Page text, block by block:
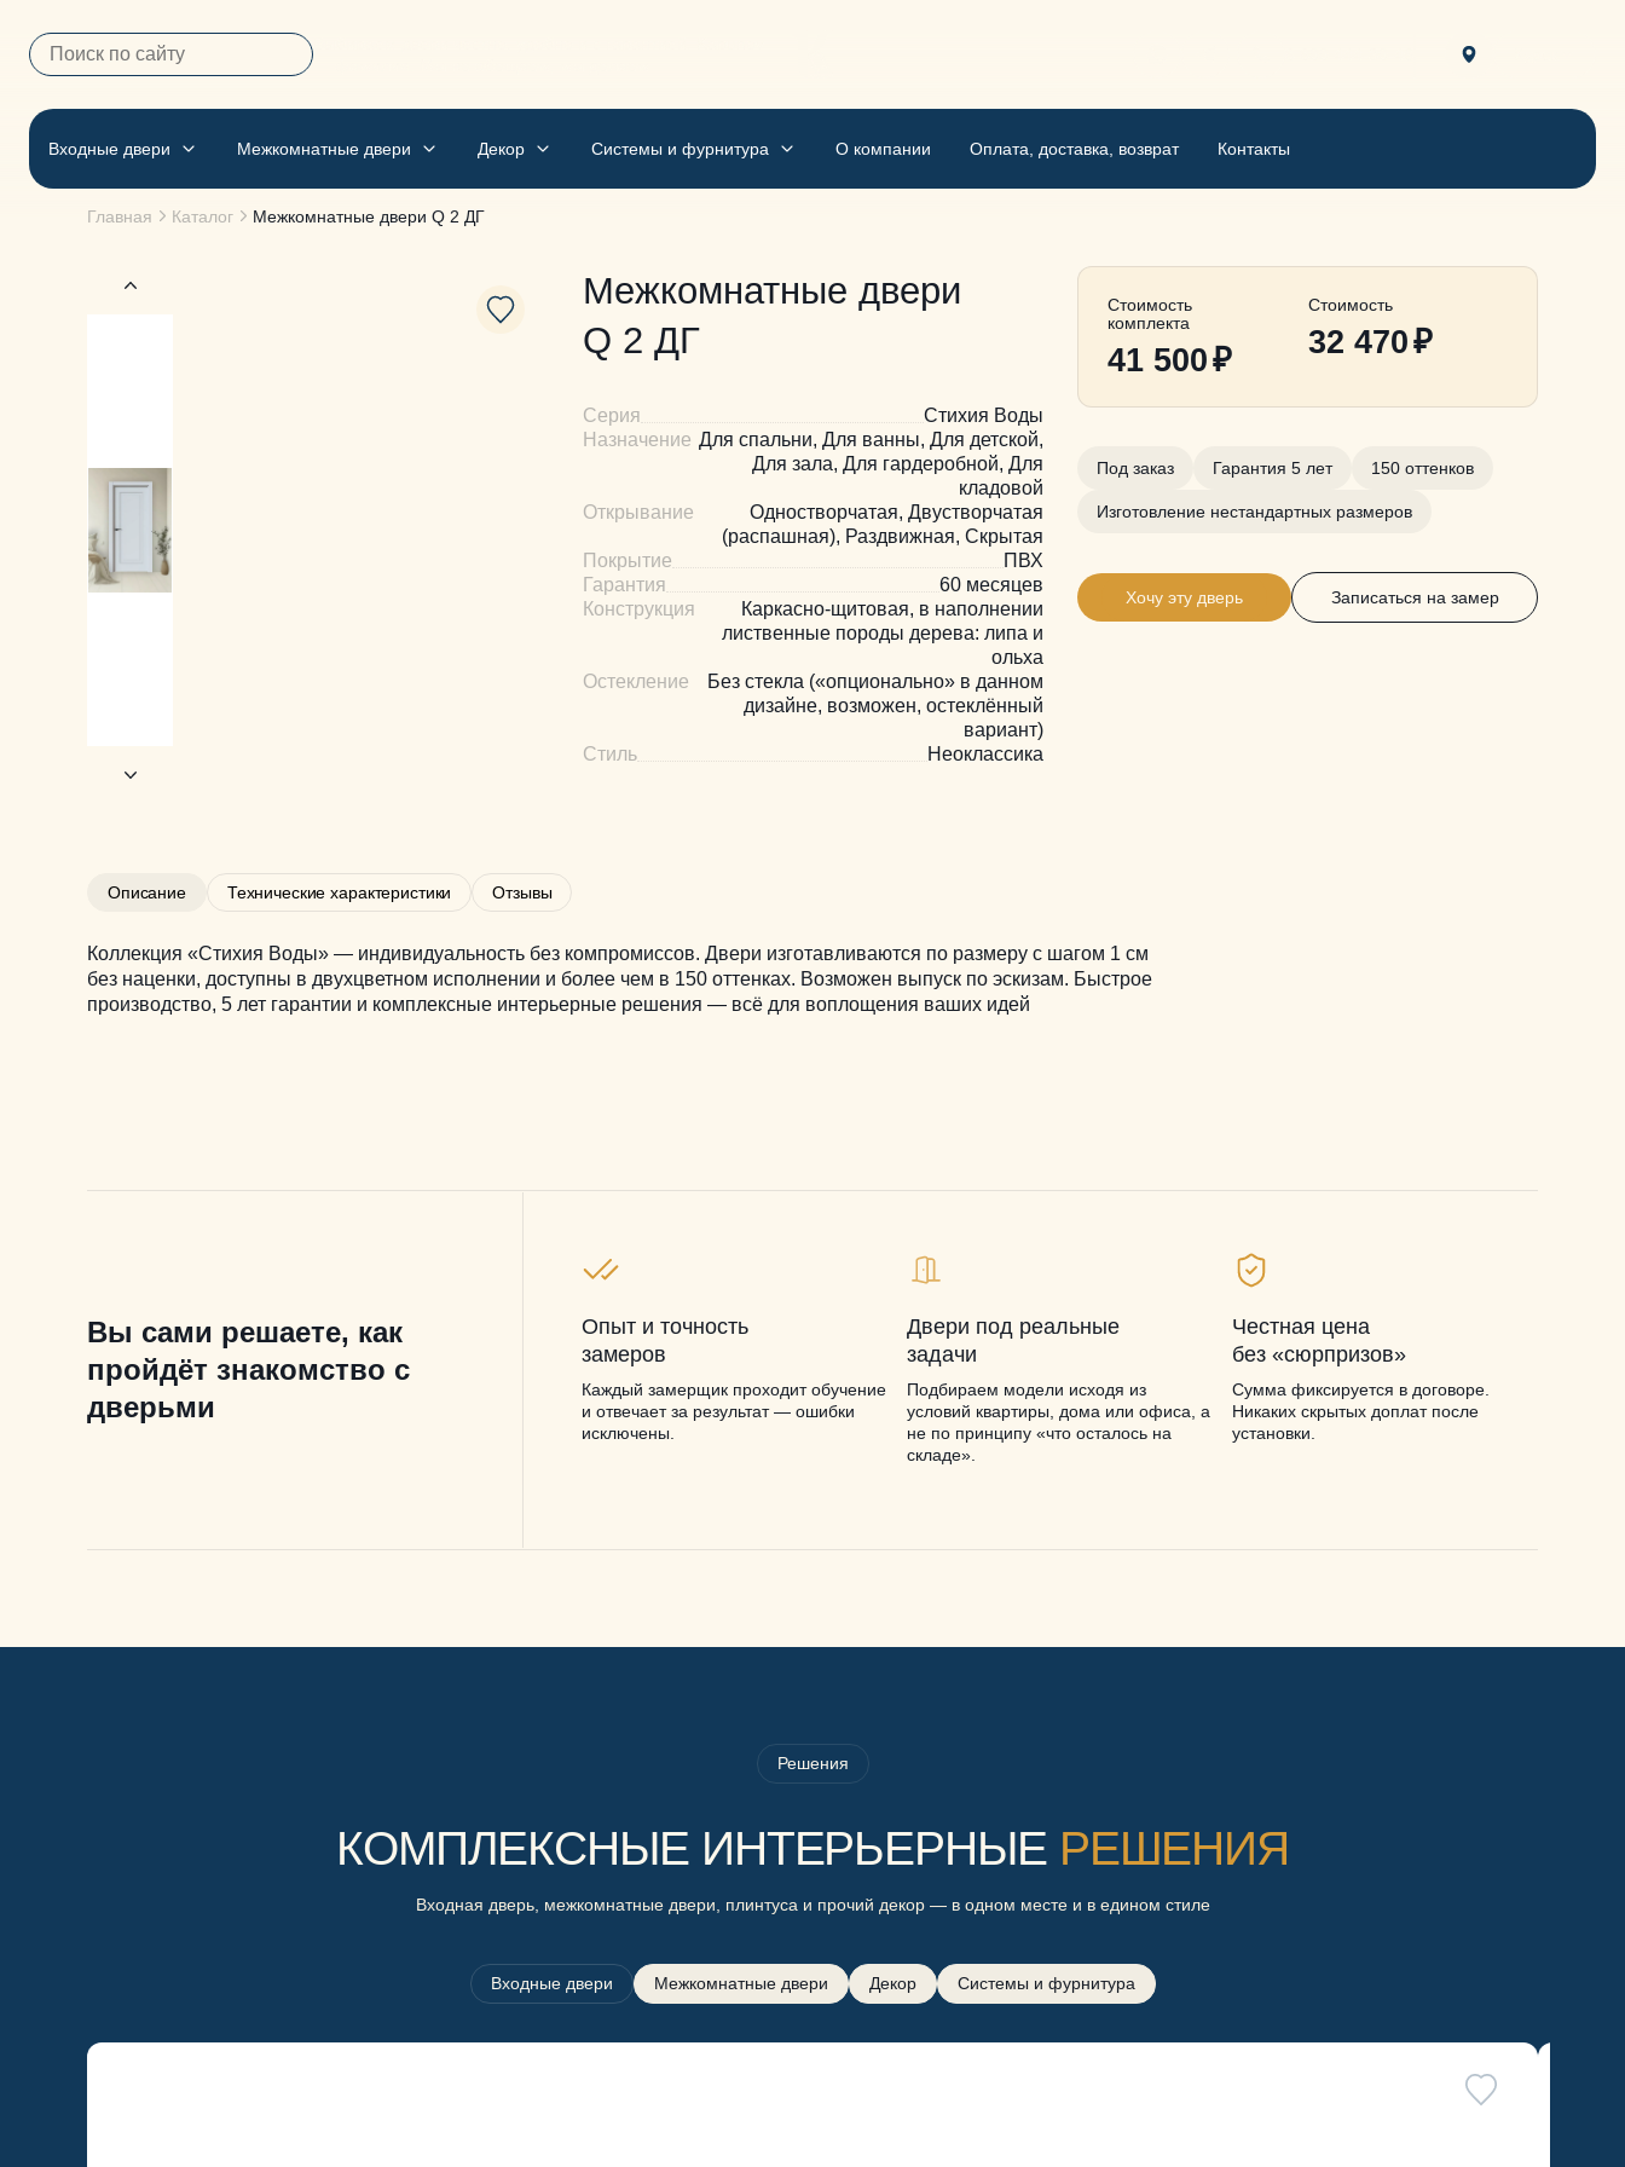
Входные двери Межкомнатные двери Декор Системы и фурнитура О компании Оплата, доставка, возврат Контакты
Главная Каталог Межкомнатные двери Q 2 ДГ
Межкомнатные двери
Q 2 ДГ
Стоимость
комплекта
41 500₽
Стоимость
32 470₽
Хочу эту дверь Записаться на замер
Под заказ Гарантия 5 лет 150 оттенков
Изготовление нестандартных размеров
Серия
Стихия Воды
Назначение Для спальни, Для ванны, Для детской,
Для зала, Для гардеробной, Для
кладовой
Открывание
Одностворчатая, Двустворчатая
(распашная), Раздвижная, Скрытая
Покрытие
ПВХ
Гарантия
60 месяцев
Конструкция
Каркасно-щитовая, в наполнении
лиственные породы дерева: липа и
ольха
Остекление
Без стекла («опционально» в данном
дизайне, возможен, остеклённый
вариант)
Стиль
Неоклассика
Описание Технические характеристики Отзывы
Коллекция «Стихия Воды» — индивидуальность без компромиссов. Двери изготавливаются по размеру с шагом 1 см
без наценки, доступны в двухцветном исполнении и более чем в 150 оттенках. Возможен выпуск по эскизам. Быстрое
производство, 5 лет гарантии и комплексные интерьерные решения — всё для воплощения ваших идей
Вы сами решаете, как
пройдёт знакомство с
дверьми
Опыт и точность
замеров
Каждый замерщик проходит обучение
и отвечает за результат — ошибки
исключены.
Двери под реальные
задачи
Подбираем модели исходя из
условий квартиры, дома или офиса, а
не по принципу «что осталось на
складе».
Честная цена
без «сюрпризов»
Сумма фиксируется в договоре.
Никаких скрытых доплат после
установки.
Решения
КОМПЛЕКСНЫЕ ИНТЕРЬЕРНЫЕ РЕШЕНИЯ
Входная дверь, межкомнатные двери, плинтуса и прочий декор — в одном месте и в едином стиле
Входные двери Межкомнатные двери Декор Системы и фурнитура